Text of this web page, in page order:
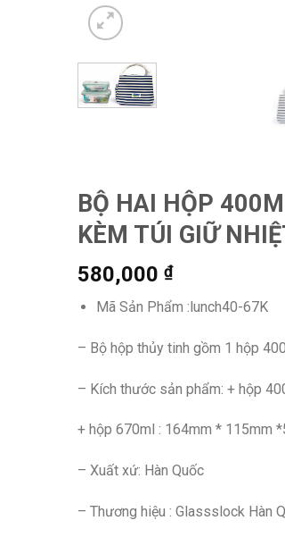
BỘ HAI HỘP
KÈM TÚI GIỮ
580,000 ₫
Mã Sản Phẩm :lunch40-67K
– Bộ hộp thủy tinh gồm 1 hộp
– Kích thước sản phẩm: + hộp
+ hộp 670ml : 164mm * 115mm
– Xuất xứ: Hàn Quốc
– Thương hiệu : Glassslock Hàn